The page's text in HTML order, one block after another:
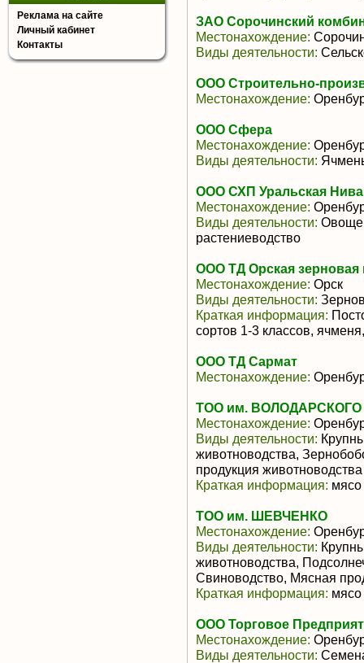
Реклама на сайте
Личный кабинет
Контакты
ЗАО Сорочинский
Местонахождение:
Виды деятельности:
ООО Строительно-
Местонахождение:
ООО Сфера
Местонахождение:
Виды деятельности:
ООО СХП Уральская Нива
Местонахождение:
Виды деятельности:
растениеводство
ООО ТД Орская зерновая
Местонахождение: Орск
Виды деятельности:
Краткая информация:
сортов 1-3 классов,
ООО ТД Сармат
Местонахождение:
ТОО им. ВОЛОДАРСКОГО
Местонахождение:
Виды деятельности:
животноводства,
продукция животноводства
Краткая информация: мясо
ТОО им. ШЕВЧЕНКО
Местонахождение:
Виды деятельности:
животноводства,
Свиноводство, Мясная
Краткая информация: мясо
ООО Торговое
Местонахождение:
Виды деятельности: